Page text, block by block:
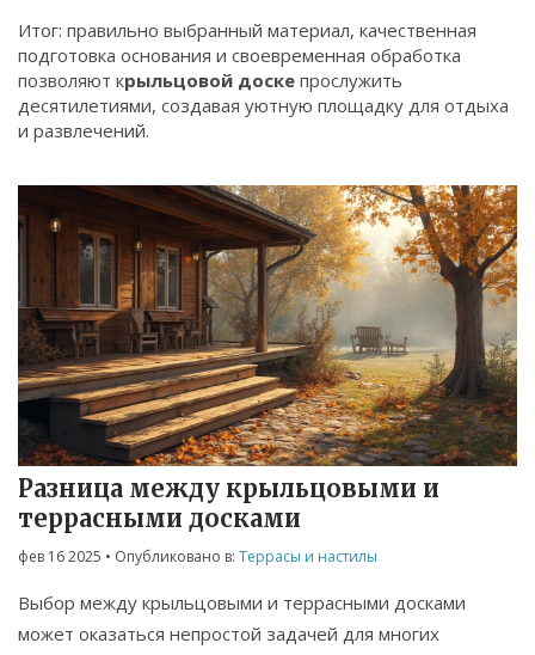
Итог: правильно выбранный материал, качественная
подготовка основания и своевременная обработка
позволяют крыльцовой доске прослужить
десятилетиями, создавая уютную площадку для отдыха
и развлечений.
Разница между крыльцовыми и
террасными досками
фев 16 2025 • Опубликовано в: Террасы и настилы
Выбор между крыльцовыми и террасными досками
может оказаться непростой задачей для многих